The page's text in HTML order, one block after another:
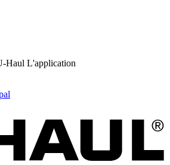
Haul L'application